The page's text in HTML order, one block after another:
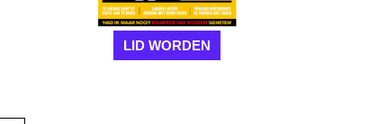
LID WORDEN